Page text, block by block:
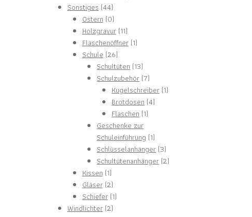
Sonstiges 4444
Produkte
Ostern 00
Produkte
Holzgravur 1111
Produkte
Flaschenöffner 11
Schule 2626
Produkte
Schultüten 1313
Produkte
Schulzubehör 77
Produkte
Kugelschreiber 11
Brotdosen 44
Flaschen 11
Geschenke zur
Schuleinführung 11
Produkt
Schlüsselanhänger 33
Produkte
Schultütenanhänger 22
Kissen 11
Produkt
Gläser 22
Produkte
Schiefer 11
Windlichter 22